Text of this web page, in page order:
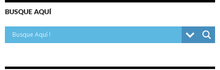
BUSQUE AQUÍ